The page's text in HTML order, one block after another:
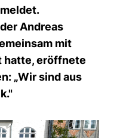
Andreas
mit
hatte, eröffnete
„Wir sind aus